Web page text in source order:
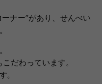
ナー”があり、せんべい
だわっています。
。